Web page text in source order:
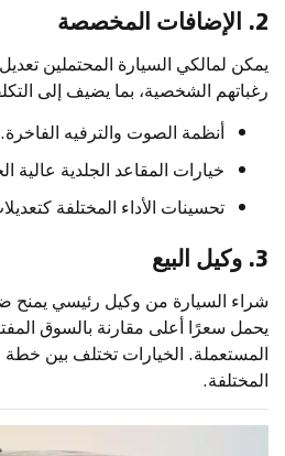
2. الإضافات المخصصة
يمكن لمالكي السيارة المحتملين
رغباتهم الشخصية، بما يضيف إلى
أنظمة الصوت والترفيه الفاخرة.
خيارات المقاعد الجلدية عالية
تحسينات الأداء المختلفة
3. وكيل البيع
شراء السيارة من وكيل رئيسي يمنح
يحمل سعرًا أعلى مقارنة بالسوق
المستعملة. الخيارات تختلف بين
المختلفة.